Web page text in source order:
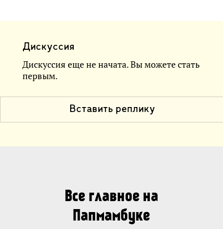
Дискуссия
Дискуссия еще не начата. Вы можете стать
первым.
Вставить реплику
Все главное на
Папмамбуке